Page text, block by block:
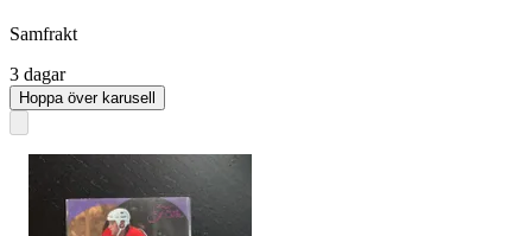
Samfrakt
3 dagar
Hoppa över karusell